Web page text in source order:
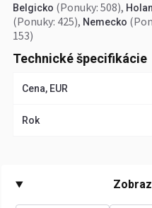
Belgicko (Ponuky: 508),
(Ponuky: 425), Nemecko
153)
Technické špecifikácie
Cena, EUR
Rok